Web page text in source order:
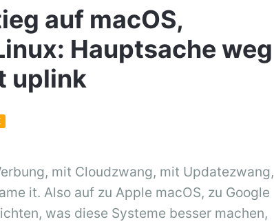
auf macOS,
Hauptsache weg
uplink
mit Cloudzwang, mit Updatezwang,
it. Also auf zu Apple macOS, zu Google
was diese Systeme besser machen,